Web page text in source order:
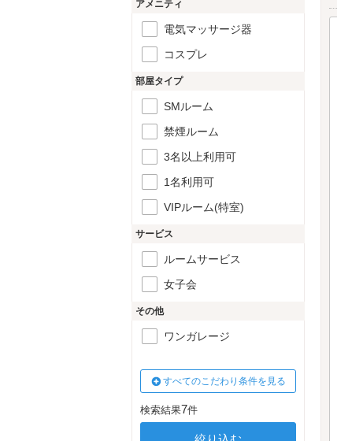
アメニティ
電気マッサージ器
コスプレ
部屋タイプ
SMルーム
禁煙ルーム
3名以上利用可
1名利用可
VIPルーム(特室)
サービス
ルームサービス
女子会
その他
ワンガレージ
すべてのこだわり条件を見る
検索結果7件